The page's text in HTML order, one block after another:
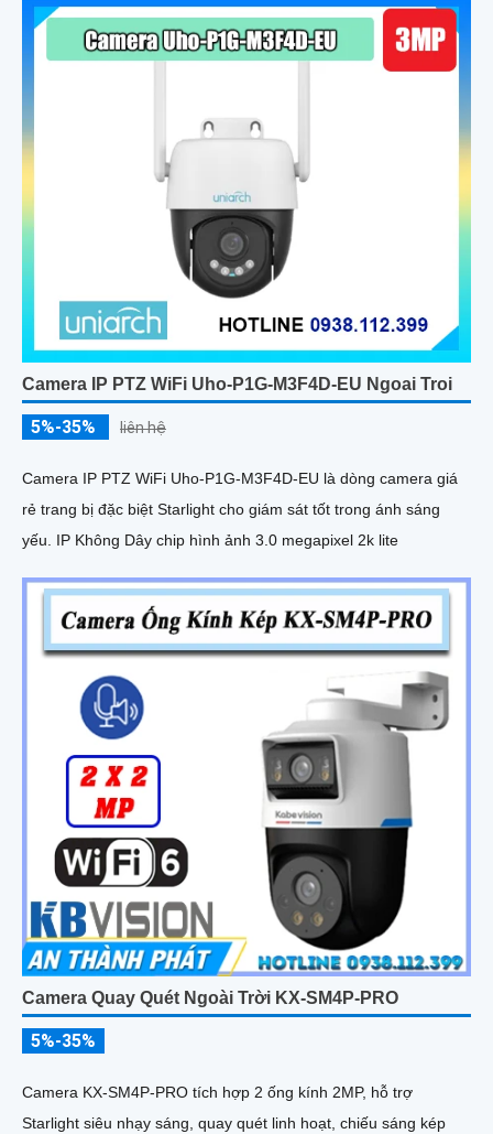
Camera IP PTZ WiFi Uho-P1G-M3F4D-EU Ngoai Troi
5%-35% liên hệ
Camera IP PTZ WiFi Uho-P1G-M3F4D-EU là dòng camera giá
rẻ trang bị đặc biệt Starlight cho giám sát tốt trong ánh sáng
yếu. IP Không Dây chip hình ảnh 3.0 megapixel 2k lite
Camera Quay Quét Ngoài Trời KX-SM4P-PRO
5%-35%
Camera KX-SM4P-PRO tích hợp 2 ống kính 2MP, hỗ trợ
Starlight siêu nhạy sáng, quay quét linh hoạt, chiếu sáng kép